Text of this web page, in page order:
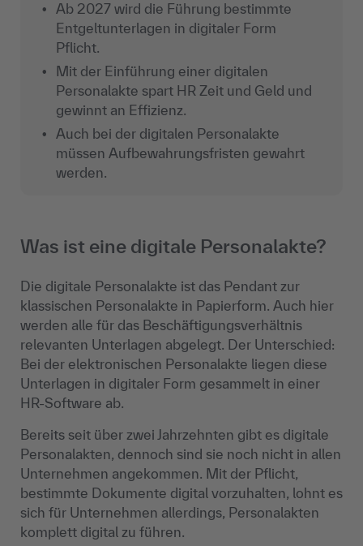
Ab 2027 wird die Führung bestimmte
Entgeltunterlagen in digitaler Form
Pflicht.
Mit der Einführung einer digitalen
Personalakte spart HR Zeit und Geld und
gewinnt an Effizienz.
Auch bei der digitalen Personalakte
müssen Aufbewahrungsfristen gewahrt
werden.
Was ist eine digitale Personalakte?
Die digitale Personalakte ist das Pendant zur
klassischen Personalakte in Papierform. Auch hier
werden alle für das Beschäftigungsverhältnis
relevanten Unterlagen abgelegt. Der Unterschied:
Bei der elektronischen Personalakte liegen diese
Unterlagen in digitaler Form gesammelt in einer
HR-Software ab.
Bereits seit über zwei Jahrzehnten gibt es digitale
Personalakten, dennoch sind sie noch nicht in allen
Unternehmen angekommen. Mit der Pflicht,
bestimmte Dokumente digital vorzuhalten, lohnt es
sich für Unternehmen allerdings, Personalakten
komplett digital zu führen.